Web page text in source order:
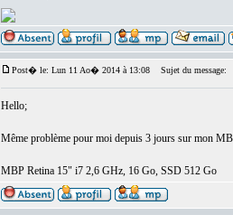
Post� le: Lun 11 Ao� 2014 à 13:08 Sujet du message:
Hello;
Même problème pour moi depuis 3 jours sur mon
MBP Retina 15" i7 2,6 GHz, 16 Go, SSD 512 Go